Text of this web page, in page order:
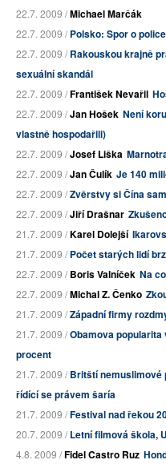
22.7. 2009 /Michael Marčák
22.7. 2009 /Polsko: Spor o
22.7. 2009 /Rakouskou krajně
sexuální skandál
22.7. 2009 /František Nevařil
22.7. 2009 /Jan Hošek Není
vlastně hospodařili)
22.7. 2009 /Josef Liška
22.7. 2009 /Jan Čulík Je 140
22.7. 2009 /Zvěrstvy si Čína
22.7. 2009 /Jiří Drašnar
21.7. 2009 /Karel Dolejší
21.7. 2009 /Počet starých lidí
22.7. 2009 /Boris Valníček Na
22.7. 2009 /Michal Z. Čenko
21.7. 2009 /Západní firmy
21.7. 2009 /Obamova
procent
21.7. 2009 /Britští nemuslimové
řídící se právem šaría
21.7. 2009 /Festival nad řekou
20.7. 2009 /Letní filmová škola,
4.8. 2009 /Fidel Castro Ruz